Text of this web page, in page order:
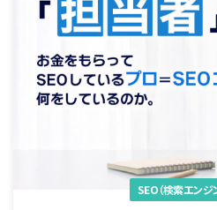
SEO（検索エンジ